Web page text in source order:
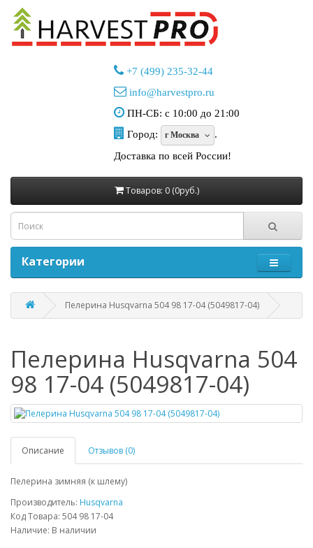
+7 (499) 235-32-44
info@harvestpro.ru
ПН-СБ: с 10:00 до 21:00
Город:
г Москва
.
Доставка по всей России!
Товаров: 0 (0руб.)
Категории
Пелерина Husqvarna 504 98 17-04 (5049817-04)
Пелерина Husqvarna 504
98 17-04 (5049817-04)
Описание Отзывов (0)
Пелерина зимняя (к шлему)
Производитель: Husqvarna
Код Товара: 504 98 17-04
Наличие: В наличии